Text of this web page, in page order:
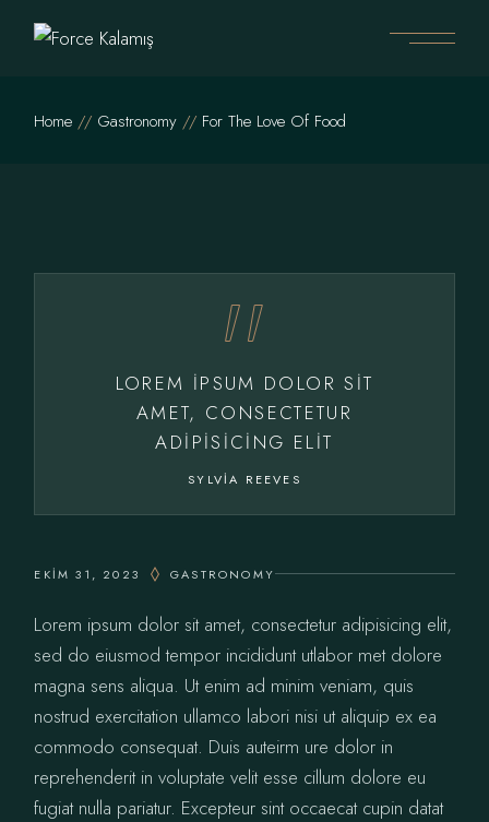
Home Gastronomy For The Love Of Food
LOREM IPSUM DOLOR SIT
AMET, CONSECTETUR
ADIPISICING ELIT
SYLVIA REEVES
EKIM 31, 2023 GASTRONOMY
Lorem ipsum dolor sit amet, consectetur adipisicing elit,
sed do eiusmod tempor incididunt utlabor met dolore
magna sens aliqua. Ut enim ad minim veniam, quis
nostrud exercitation ullamco labori nisi ut aliquip ex ea
commodo consequat. Duis auteirm ure dolor in
reprehenderit in voluptate velit esse cillum dolore eu
fugiat nulla pariatur. Excepteur sint occaecat cupin datat